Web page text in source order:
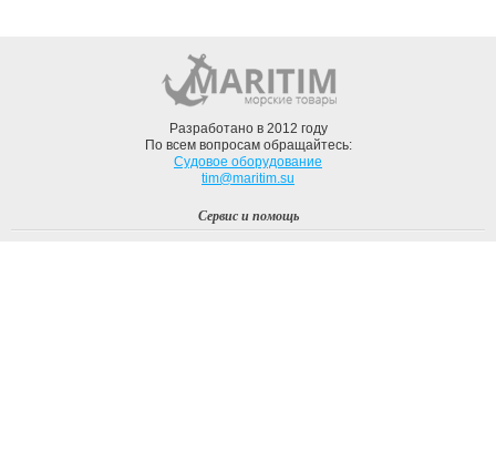
Разработано в 2012 году
По всем вопросам обращайтесь:
Судовое оборудование
tim@maritim.su
Сервис и помощь